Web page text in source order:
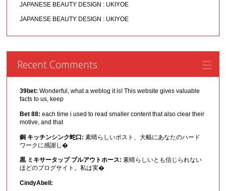
JAPANESE BEAUTY DESIGN : UKIYOE
JAPANESE BEAUTY DESIGN : UKIYOE
Recent Comments
39bet: Wonderful, what a weblog it is! This website gives valuable
facts to us, keep
Bet 88: each time i used to read smaller content that also clear their
motive, and that
銅 キッチンシンク蛇口: 素晴らしいポスト、大幅にあなたのハード
ワークに感謝し�
黒 ミキサータップ プルアウトホース: 素晴らしいとも信じられない
ほどのブログサイト。私は実�
CindyAbell: